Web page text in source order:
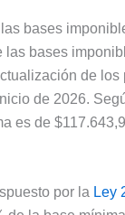
bases
las bases
de los
de 2026.
es de
por la Ley